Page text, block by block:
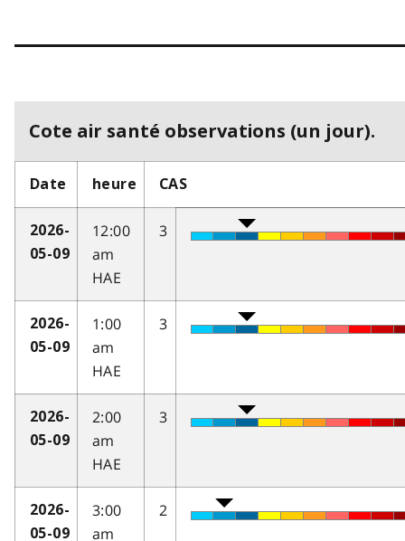
Cote air santé observations (un jour).
Date heure CAS
2026-
05-09
12:00
am
HAE
3
2026-
05-09
1:00
am
HAE
3
2026-
05-09
2:00
am
HAE
3
2026-
05-09
3:00
am
2